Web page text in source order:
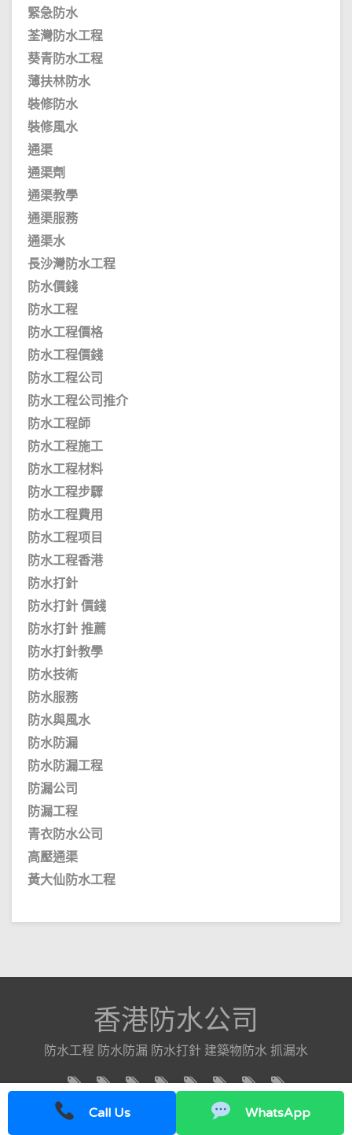
緊急防水
荃灣防水工程
葵青防水工程
薄扶林防水
裝修防水
裝修風水
通渠
通渠劑
通渠教學
通渠服務
通渠水
長沙灣防水工程
防水價錢
防水工程
防水工程價格
防水工程價錢
防水工程公司
防水工程公司推介
防水工程師
防水工程施工
防水工程材料
防水工程步驟
防水工程費用
防水工程项目
防水工程香港
防水打針
防水打針 價錢
防水打針 推薦
防水打針教學
防水技術
防水服務
防水與風水
防水防漏
防水防漏工程
防漏公司
防漏工程
青衣防水公司
高壓通渠
黃大仙防水工程
香港防水公司
防水工程 防水防漏 防水打針 建築物防水 抓漏水
COPYRIGHT © 2026 - 香港防水公司 // Designed By -
Call Us WhatsApp